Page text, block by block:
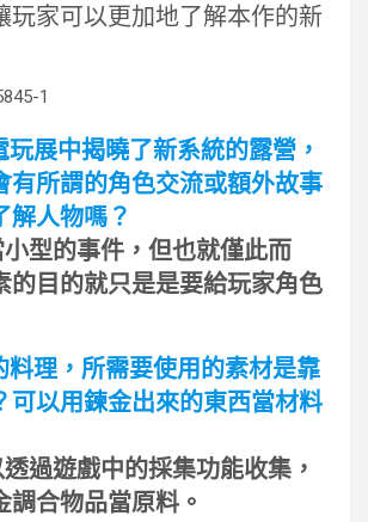
玩家可以更加地了解本作的新
玩展中揭曉了新系統的露營，
有所謂的角色交流或額外故事
解人物嗎？
型的事件，但也就僅此而
的目的就只是是要給玩家角色
料理，所需要使用的素材是靠
可以用鍊金出來的東西當材料
過遊戲中的採集功能收集，
調合物品當原料。